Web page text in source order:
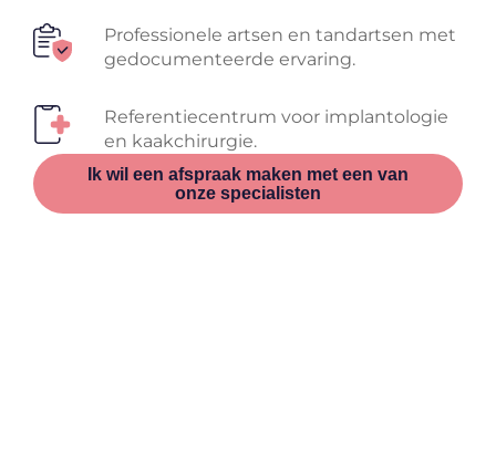
Professionele artsen en tandartsen met
gedocumenteerde ervaring.
Referentiecentrum voor implantologie
en kaakchirurgie.
Ik wil een afspraak maken met een van
onze specialisten